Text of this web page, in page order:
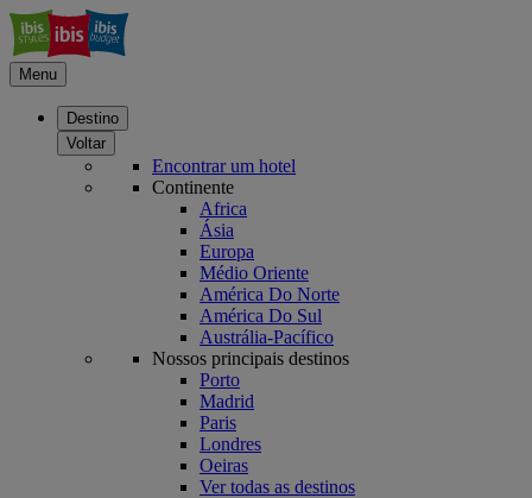
Menu
Destino
Voltar
Encontrar um hotel
Continente
Africa
Ásia
Europa
Médio Oriente
América Do Norte
América Do Sul
Austrália-Pacífico
Nossos principais destinos
Porto
Madrid
Paris
Londres
Oeiras
Ver todas as destinos